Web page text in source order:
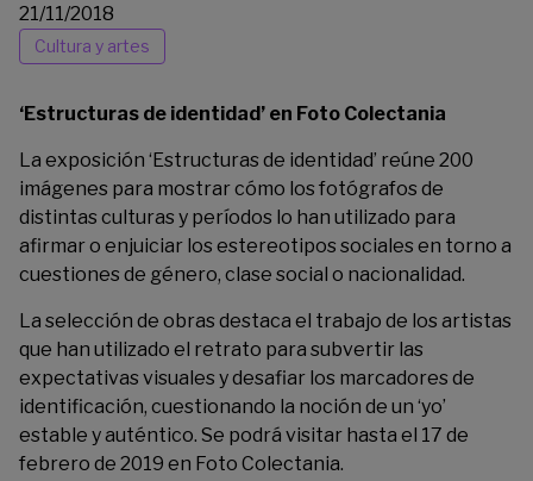
21/11/2018
Cultura y artes
‘Estructuras de identidad’ en Foto Colectania
La exposición ‘Estructuras de identidad’ reúne 200
imágenes para mostrar cómo los fotógrafos de
distintas culturas y períodos lo han utilizado para
afirmar o enjuiciar los estereotipos sociales en torno a
cuestiones de género, clase social o nacionalidad.
La selección de obras destaca el trabajo de los artistas
que han utilizado el retrato para subvertir las
expectativas visuales y desafiar los marcadores de
identificación, cuestionando la noción de un ‘yo’
estable y auténtico. Se podrá visitar hasta el 17 de
febrero de 2019 en Foto Colectania.